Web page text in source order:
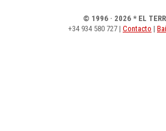
© 1996 · 2026 * EL
+34 934 580 727 | Contacto |